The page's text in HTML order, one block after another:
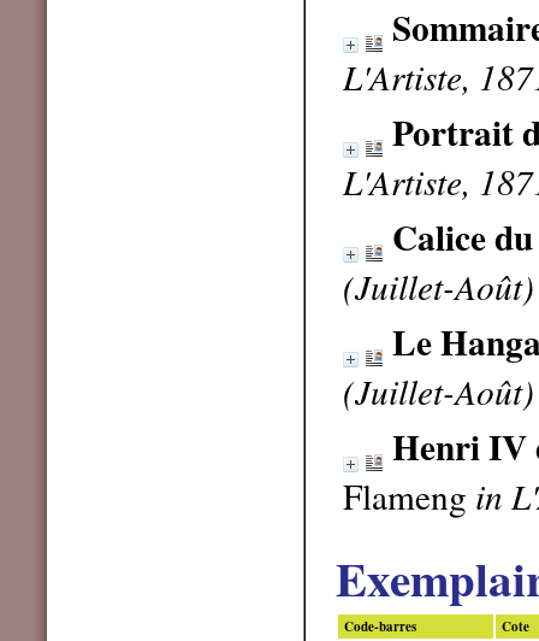
L'Artiste,
Portrait
L'Artiste,
Calice
(Juillet-Août)
Le
(Juillet-Août)
Henri IV
Flameng in
Code-barres Cote